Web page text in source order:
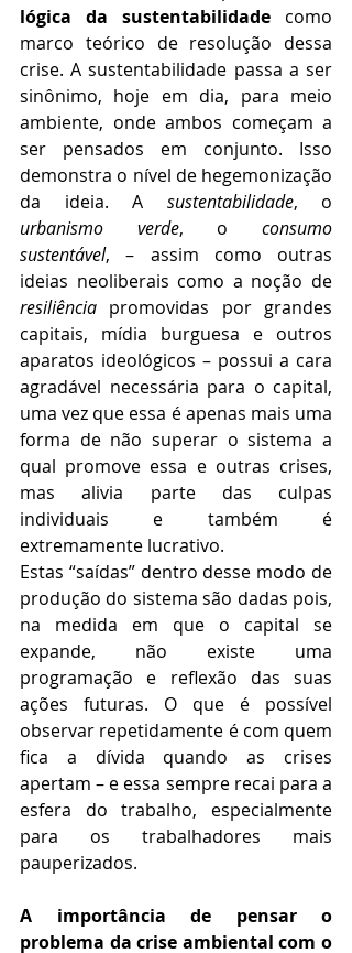
lógica da sustentabilidade como
marco teórico de resolução dessa
crise. A sustentabilidade passa a ser
sinônimo, hoje em dia, para meio
ambiente, onde ambos começam a
ser pensados em conjunto. Isso
demonstra o nível de hegemonização
da ideia. A sustentabilidade
urbanismo verde, o consumo
sustentável, – assim como outras
resiliência promovidas por grandes
capitais, mídia burguesa e outros
aparatos ideológicos – possui a cara
agradável necessária para o capital,
uma vez que essa é apenas mais uma
forma de não superar o sistema a
qual promove essa e outras crises,
mas alivia parte das culpas
individuais e também é
extremamente lucrativo.
Estas “saídas” dentro desse modo de
produção do sistema são dadas pois,
na medida em que o capital se
expande, não existe uma
programação e reflexão das suas
ações futuras. O que é possível
observar repetidamente é com quem
fica a dívida quando as crises
apertam – e essa sempre recai para a
esfera do trabalho, especialmente
para os trabalhadores mais
pauperizados.
A importância de pensar o
problema da crise ambiental com o